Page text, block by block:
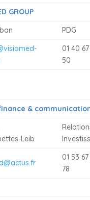
GROUP
PDG
01 40
50
finance &
Leib
01 53
78